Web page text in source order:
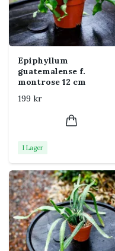
Vattning
Jord
Temperatur
Luftfuktighet
Epiphyllum
guatemalense f.
montrose 12 cm
199 kr
I Lager